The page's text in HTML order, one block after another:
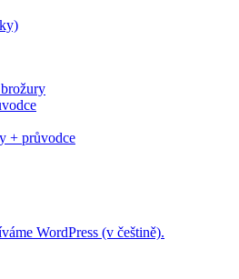
+ průvodce
WordPress (v češtině).